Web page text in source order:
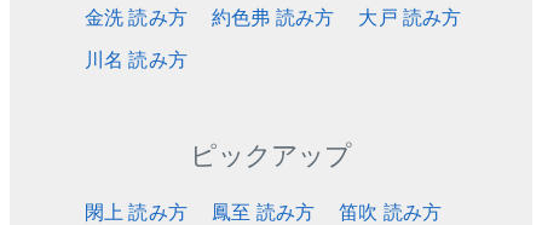
金洗 読み方
約色弗 読み方
大戸 読み方
川名 読み方
ピックアップ
閖上 読み方 鳳至 読み方
笛吹 読み方